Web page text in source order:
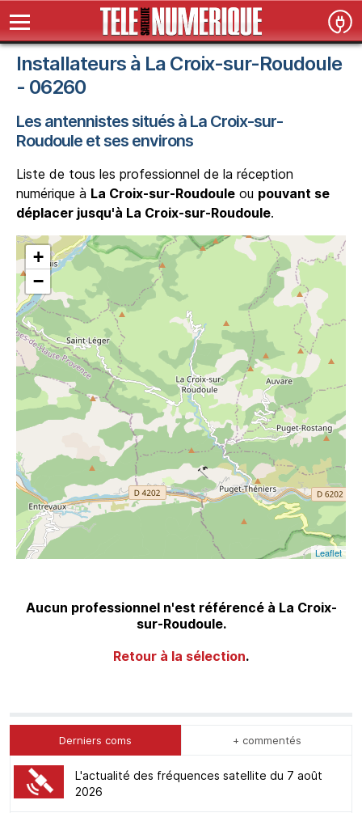
Installateurs à La Croix-sur-Roudoule
- 06260
Les antennistes situés à La Croix-sur-
Roudoule et ses environs
Liste de tous les professionnel de la réception
numérique à La Croix-sur-Roudoule ou pouvant se
déplacer jusqu'à La Croix-sur-Roudoule.
+
−
Leaflet
Aucun professionnel n'est référencé à La Croix-
sur-Roudoule.
Retour à la sélection.
Derniers coms + commentés
L'actualité des fréquences satellite du 7 août
2026